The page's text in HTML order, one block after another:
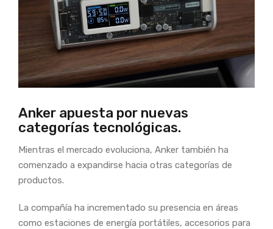
Anker apuesta por nuevas
categorías tecnológicas.
Mientras el mercado evoluciona, Anker también ha
comenzado a expandirse hacia otras categorías de
productos.
La compañía ha incrementado su presencia en áreas
como estaciones de energía portátiles, accesorios para